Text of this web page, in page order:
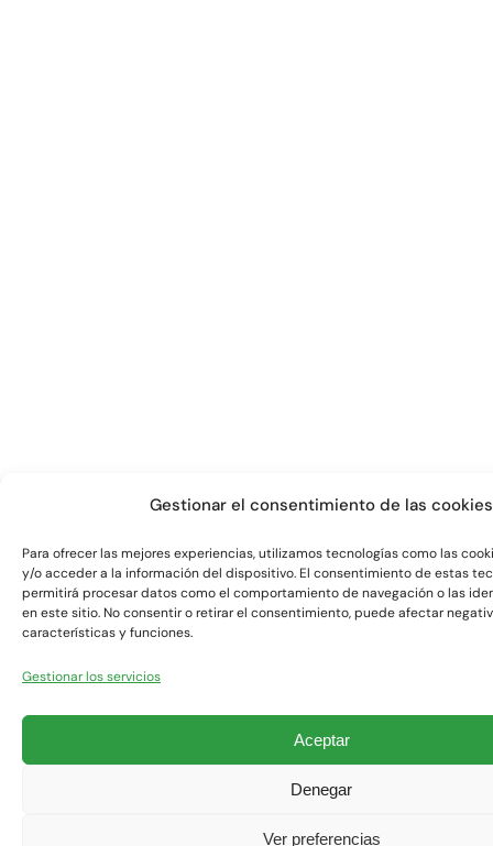
Gestionar el consentimiento de las cookies
Para ofrecer las mejores experiencias, utilizamos tecnologías como las
y/o acceder a la información del dispositivo. El consentimiento de estas
permitirá procesar datos como el comportamiento de navegación o las
en este sitio. No consentir o retirar el consentimiento, puede afectar
características y funciones.
Gestionar los servicios
Aceptar
Denegar
Ver preferencias